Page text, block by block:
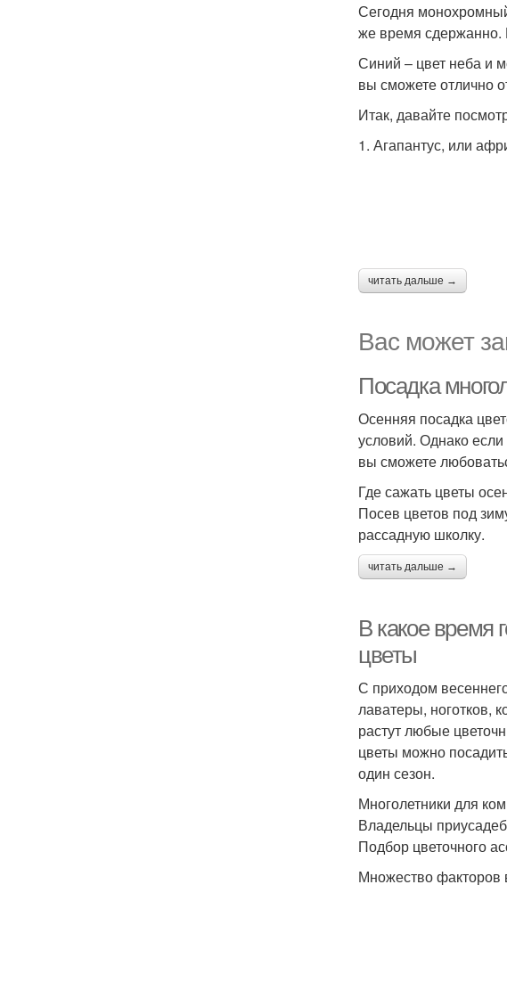
Сегодня
же время сдержанно.
Синий – цвет неба и
вы сможете отлично
Итак, давайте
1. Агапантус, или
читать дальше →
Вас может
Посадка
Осенняя посадка
условий. Однако
вы сможете
Где сажать цветы
Посев цветов под
рассадную школку.
читать дальше →
В какое время
цветы
С приходом
лаватеры, ноготков,
растут любые
цветы можно
один сезон.
Многолетники для
Владельцы
Подбор цветочного
Множество факторов